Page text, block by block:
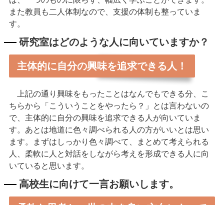
また教員も二人体制なので、支援の体制も整っていま
す。
研究室はどのような人に向いていますか？
主体的に自分の興味を追求できる人！
上記の通り興味をもったことはなんでもできる分、こ
ちらから「こういうことをやったら？」とは言わないの
で、主体的に自分の興味を追求できる人が向いていま
す。あとは地道に色々調べられる人の方がいいとは思い
ます。まずはしっかり色々調べて、まとめて考えられる
人、柔軟に人と対話をしながら考えを形成できる人に向
いていると思います。
高校生に向けて一言お願いします。